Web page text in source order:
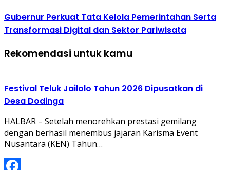
Gubernur Perkuat Tata Kelola Pemerintahan Serta
Transformasi Digital dan Sektor Pariwisata
Rekomendasi untuk kamu
Festival Teluk Jailolo Tahun 2026 Dipusatkan di
Desa Dodinga
HALBAR – Setelah menorehkan prestasi gemilang
dengan berhasil menembus jajaran Karisma Event
Nusantara (KEN) Tahun…